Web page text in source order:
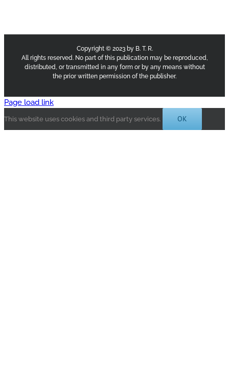
Copyright © 2023 by B. T. R.
All rights reserved. No part of this publication may be reproduced,
distributed, or transmitted in any form or by any means without
the prior written permission of the publisher.
Page load link
This website uses cookies and third party services. OK